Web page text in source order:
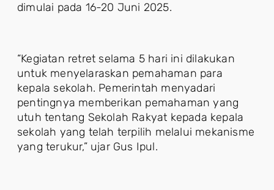
dimulai pada 16-20 Juni 2025.
“Kegiatan retret selama 5 hari ini dilakukan
untuk menyelaraskan pemahaman para
kepala sekolah. Pemerintah menyadari
pentingnya memberikan pemahaman yang
utuh tentang Sekolah Rakyat kepada kepala
sekolah yang telah terpilih melalui mekanisme
yang terukur,” ujar Gus Ipul.